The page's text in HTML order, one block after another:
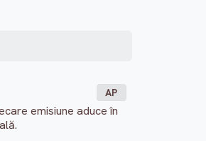
AP
emisiune aduce în